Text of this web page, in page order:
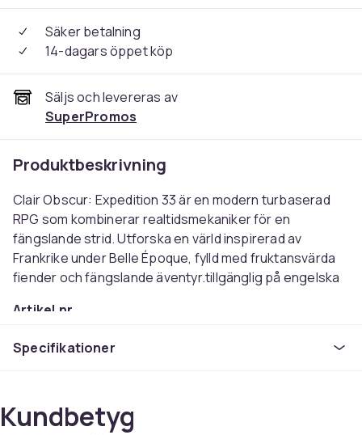
Säker betalning
14-dagars öppet köp
Säljs och levereras av
SuperPromos
Produktbeskrivning
Clair Obscur: Expedition 33 är en modern turbaserad
RPG som kombinerar realtidsmekaniker för en
fängslande strid. Utforska en värld inspirerad av
Frankrike under Belle Époque, fylld med fruktansvärda
fiender och fängslande äventyr.tillgänglig på engelska
Artikel.nr.
Produktsäkerhetsinformation
Specifikationer
Kundbetyg